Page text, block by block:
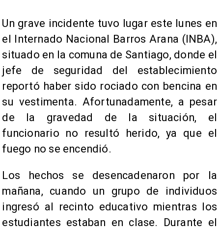
Un grave incidente tuvo lugar este lunes en
el Internado Nacional Barros Arana (INBA),
situado en la comuna de Santiago, donde el
jefe de seguridad del establecimiento
reportó haber sido rociado con bencina en
su vestimenta. Afortunadamente, a pesar
de la gravedad de la situación, el
funcionario no resultó herido, ya que el
fuego no se encendió.
Los hechos se desencadenaron por la
mañana, cuando un grupo de individuos
ingresó al recinto educativo mientras los
estudiantes estaban en clase. Durante el